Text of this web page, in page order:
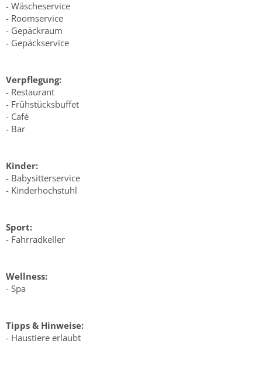
- Wäscheservice
- Roomservice
- Gepäckraum
- Gepäckservice
Verpflegung:
- Restaurant
- Frühstücksbuffet
- Café
- Bar
Kinder:
- Babysitterservice
- Kinderhochstuhl
Sport:
- Fahrradkeller
Wellness:
- Spa
Tipps & Hinweise:
- Haustiere erlaubt